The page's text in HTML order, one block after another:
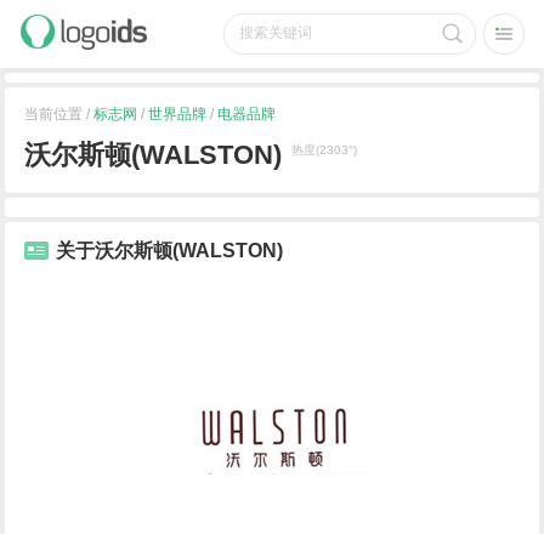
当前位置 / 标志网 / 世界品牌 / 电器品牌
沃尔斯顿(WALSTON) 热度(2303°)
关于沃尔斯顿(WALSTON)